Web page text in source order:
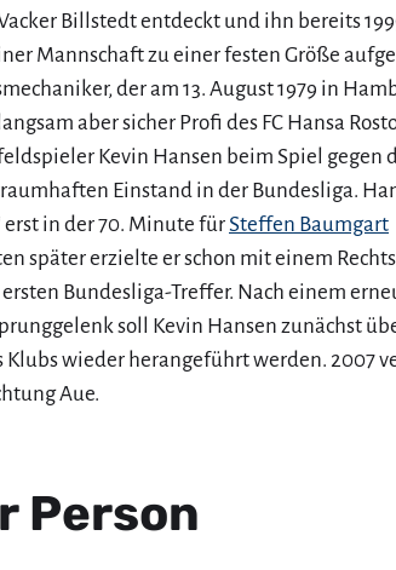
Billstedt entdeckt und ihn bereits
Mannschaft zu einer festen Größe
der am 13. August 1979 in
aber sicher Profi des FC Hansa
Kevin Hansen beim Spiel gegen
Einstand in der Bundesliga.
erst in der 70. Minute fürSteffen Baumgart
später erzielte er schon mit einem
Bundesliga-Treffer. Nach einem
soll Kevin Hansen zunächst
wieder herangeführt werden. 2007
Aue.
Person